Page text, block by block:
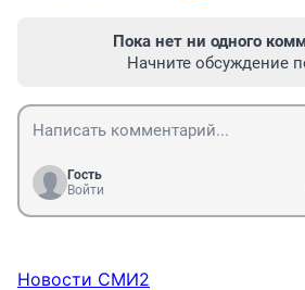
Пока нет ни одного
Начните обсуждение
Гость
Войти
Новости СМИ2